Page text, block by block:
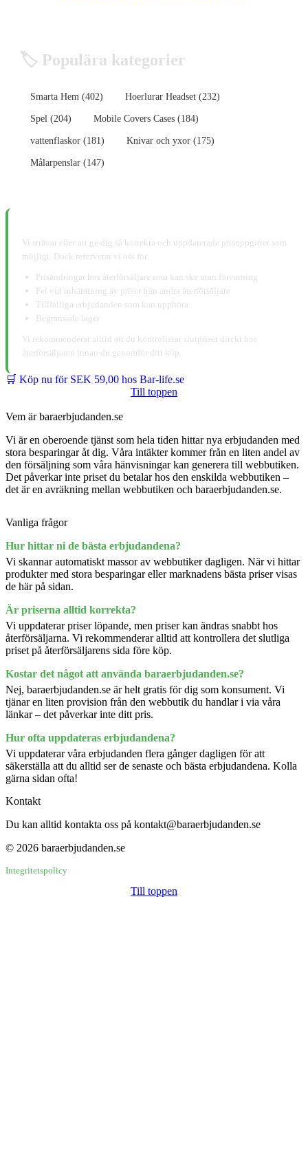
🏷️ Populära kategorier
Smarta Hem (402) Hoerlurar Headset (232)
Spel (204) Mobile Covers Cases (184)
vattenflaskor (181) Knivar och yxor (175)
Målarpenslar (147)
Vi strävar efter att ge dig så korrekta och uppdaterade prisuppgifter som
möjligt. Dock reserverar vi oss för:
Prisändringar hos återförsäljare som kan ske utan förvarning
Fel vid inhämtning av priser från andra återförsäljare
Tillfälliga erbjudanden som kan upphöra
Begränsade lager
Vi rekommenderar alltid att du kontrollerar slutpriset direkt hos
återförsäljaren innan du genomför ditt köp.
🛒 Köp nu för SEK 59,00 hos Bar-life.se
Till toppen
Vem är baraerbjudanden.se
Vi är en oberoende tjänst som hela tiden hittar nya erbjudanden med
stora besparingar åt dig. Våra intäkter kommer från en liten andel av
den försäljning som våra hänvisningar kan generera till webbutiken.
Det påverkar inte priset du betalar hos den enskilda webbutiken –
det är en avräkning mellan webbutiken och baraerbjudanden.se.
Vanliga frågor
Hur hittar ni de bästa erbjudandena?
Vi skannar automatiskt massor av webbutiker dagligen. När vi hittar
produkter med stora besparingar eller marknadens bästa priser visas
de här på sidan.
Är priserna alltid korrekta?
Vi uppdaterar priser löpande, men priser kan ändras snabbt hos
återförsäljarna. Vi rekommenderar alltid att kontrollera det slutliga
priset på återförsäljarens sida före köp.
Kostar det något att använda baraerbjudanden.se?
Nej, baraerbjudanden.se är helt gratis för dig som konsument. Vi
tjänar en liten provision från den webbutik du handlar i via våra
länkar – det påverkar inte ditt pris.
Hur ofta uppdateras erbjudandena?
Vi uppdaterar våra erbjudanden flera gånger dagligen för att
säkerställa att du alltid ser de senaste och bästa erbjudandena. Kolla
gärna sidan ofta!
Kontakt
Du kan alltid kontakta oss på kontakt@baraerbjudanden.se
© 2026 baraerbjudanden.se
Integritetspolicy
Till toppen